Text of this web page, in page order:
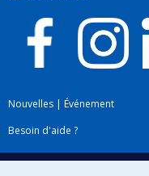
Nouvelles | Événement
Besoin d'aide ?
Plan du site|Accessibilité